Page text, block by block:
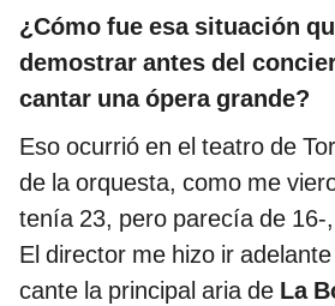
¿Cómo fue esa situación
demostrar antes del
cantar una ópera grande?
Eso ocurrió en el teatro de
de la orquesta, como me
tenía 23, pero parecía de 16-
El director me hizo ir
cante la principal aria de La